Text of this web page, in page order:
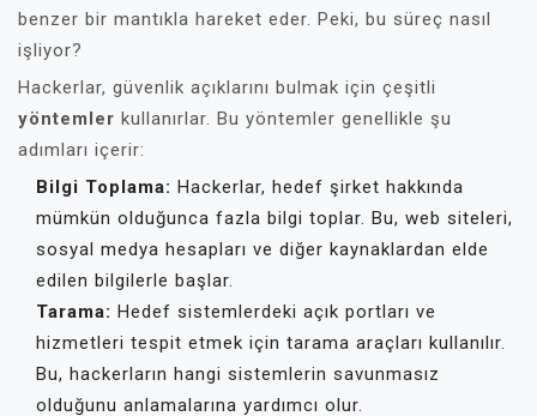
benzer bir mantıkla hareket eder. Peki, bu süreç nasıl
işliyor?
Hackerlar, güvenlik açıklarını bulmak için çeşitli
yöntemler kullanırlar. Bu yöntemler genellikle şu
adımları içerir:
Bilgi Toplama: Hackerlar, hedef şirket hakkında
mümkün olduğunca fazla bilgi toplar. Bu, web siteleri,
sosyal medya hesapları ve diğer kaynaklardan elde
edilen bilgilerle başlar.
Tarama: Hedef sistemlerdeki açık portları ve
hizmetleri tespit etmek için tarama araçları kullanılır.
Bu, hackerların hangi sistemlerin savunmasız
olduğunu anlamalarına yardımcı olur.